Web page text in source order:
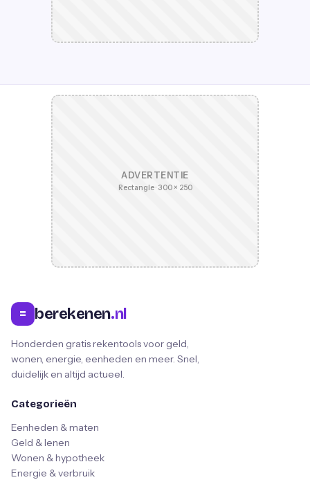
ADVERTENTIE
Rectangle · 300 × 250
= berekenen.nl
Honderden gratis rekentools voor geld,
wonen, energie, eenheden en meer. Snel,
duidelijk en altijd actueel.
Categorieën
Eenheden & maten
Geld & lenen
Wonen & hypotheek
Energie & verbruik